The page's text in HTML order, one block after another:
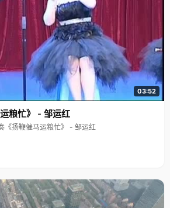
03:52
粮忙》 - 邹运红
《扬鞭催马运粮忙》 - 邹运红